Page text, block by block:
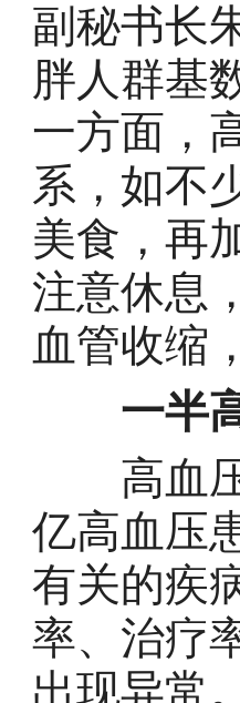
副秘书长
胖人群基
一方面，
系，如不
美食，再
注意休息
血管收缩
一半
高血压
亿高血压
有关的疾
率、治疗
出现异常。